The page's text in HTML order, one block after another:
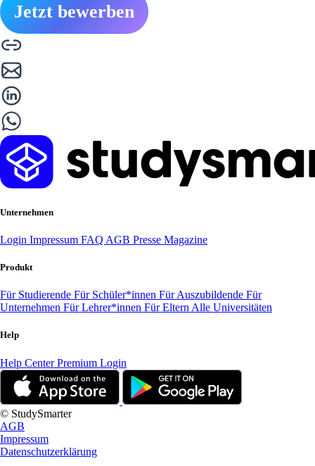
Jetzt bewerben
Unternehmen
Login Impressum FAQ AGB Presse Magazine
Produkt
Für Studierende Für Schüler*innen Für Auszubildende Für
Unternehmen Für Lehrer*innen Für Eltern Alle Universitäten
Help
Help CenterPremium Login
© StudySmarter
AGB
Impressum
Datenschutzerklärung